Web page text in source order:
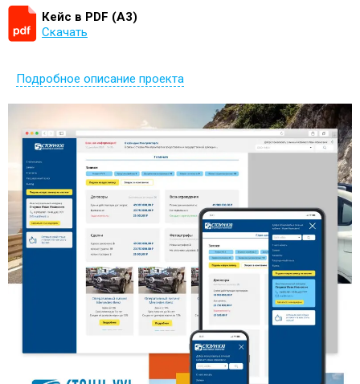
Кейс в PDF (А3)
Скачать
Подробное описание проекта